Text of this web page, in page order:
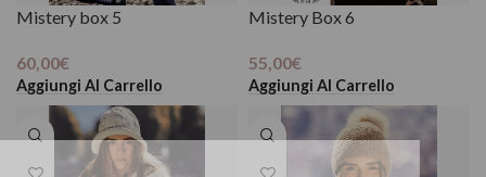
Mistery box 5
60,00€
Aggiungi Al Carrello
Mistery Box 6
55,00€
Aggiungi Al Carrello